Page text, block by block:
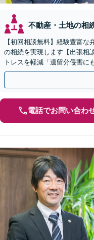
不動産・土地の相
【初回相談無料】経験豊富
の相続を実現します【出張相
トレスを軽減「遺留分侵害に
る」【完全個室制】【バリア
電話でお問い合わ